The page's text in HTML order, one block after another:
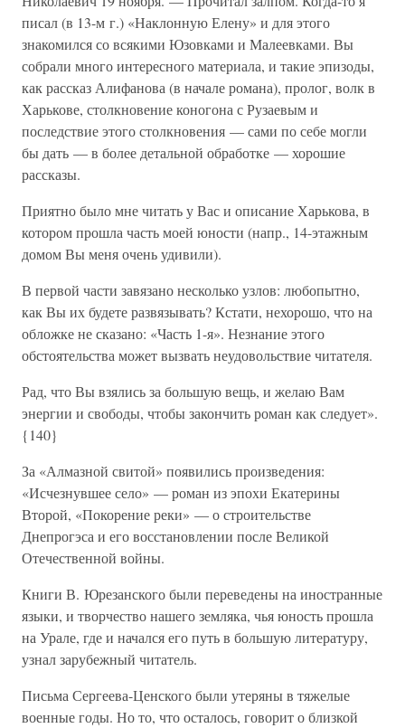
писал (в 13-м г.) «Наклонную Елену» и для этого
знакомился со всякими Юзовками и Малеевками. Вы
собрали много интересного материала, и такие эпизоды,
как рассказ Алифанова (в начале романа), пролог, волк в
Харькове, столкновение коногона с Рузаевым и
последствие этого столкновения — сами по себе могли
бы дать — в более детальной обработке — хорошие
рассказы.
Приятно было мне читать у Вас и описание Харькова, в
котором прошла часть моей юности (напр., 14-этажным
домом Вы меня очень удивили).
В первой части завязано несколько узлов: любопытно,
как Вы их будете развязывать? Кстати, нехорошо, что на
обложке не сказано: «Часть 1-я». Незнание этого
обстоятельства может вызвать неудовольствие читателя.
Рад, что Вы взялись за большую вещь, и желаю Вам
энергии и свободы, чтобы закончить роман как следует».
{140}
За «Алмазной свитой» появились произведения:
«Исчезнувшее село» — роман из эпохи Екатерины
Второй, «Покорение реки» — о строительстве
Днепрогэса и его восстановлении после Великой
Отечественной войны.
Книги В. Юрезанского были переведены на иностранные
языки, и творчество нашего земляка, чья юность прошла
на Урале, где и начался его путь в большую литературу,
узнал зарубежный читатель.
Письма Сергеева-Ценского были утеряны в тяжелые
военные годы. Но то, что осталось, говорит о близкой